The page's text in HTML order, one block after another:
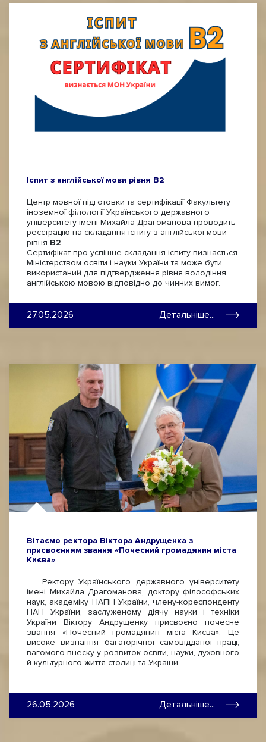
Іспит з англійської мови рівня B2
Центр мовної підготовки та сертифікації Факультету
іноземної філології Українського державного
університету імені Михайла Драгоманова проводить
реєстрацію на складання іспиту з англійської мови
рівня B2.
Сертифікат про успішне складання іспиту визнається
Міністерством освіти і науки України та може бути
використаний для підтвердження рівня володіння
англійською мовою відповідно до чинних вимог.
27.05.2026 Детальніше...
Вітаємо ректора Віктора Андрущенка з
присвоєнням звання «Почесний громадянин міста
Києва»
Ректору Українського державного університету
імені Михайла Драгоманова, доктору філософських
наук, академіку НАПН України, члену-кореспонденту
НАН України, заслуженому діячу науки і техніки
України Віктору Андрущенку присвоєно почесне
звання «Почесний громадянин міста Києва». Це
високе визнання багаторічної самовідданої праці,
вагомого внеску у розвиток освіти, науки, духовного
й культурного життя столиці та України.
26.05.2026 Детальніше...